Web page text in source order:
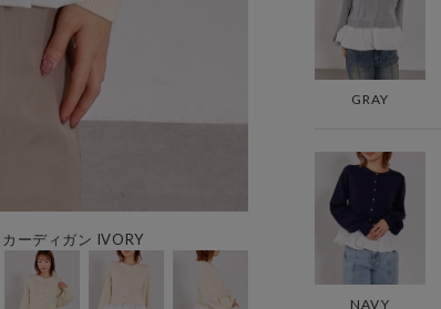
ーディガン IVORY
GRAY
NAVY